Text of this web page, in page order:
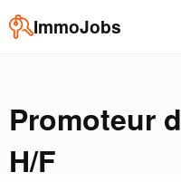
ImmoJobs
Promoteur
H/F